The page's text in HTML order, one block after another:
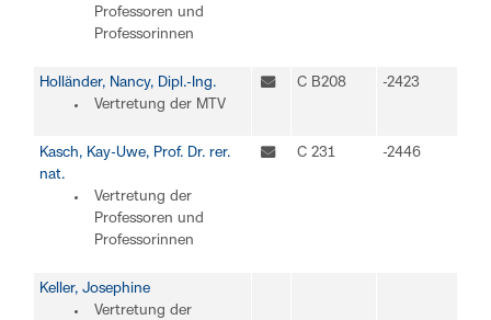
Professoren und
Professorinnen
Holländer, Nancy, Dipl.-Ing.
Vertretung der MTV
C B208 -2423
Kasch, Kay-Uwe, Prof. Dr. rer.
nat.
Vertretung der
Professoren und
Professorinnen
C 231 -2446
Keller, Josephine
Vertretung der